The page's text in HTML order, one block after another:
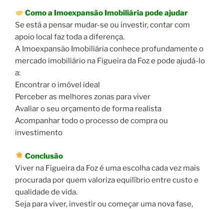
Como a Imoexpansão Imobiliária pode ajudar
Se está a pensar mudar-se ou investir, contar com
apoio local faz toda a diferença.
A Imoexpansão Imobiliária conhece profundamente o
mercado imobiliário na Figueira da Foz e pode ajudá-lo
a:
Encontrar o imóvel ideal
Perceber as melhores zonas para viver
Avaliar o seu orçamento de forma realista
Acompanhar todo o processo de compra ou
investimento
Conclusão
Viver na Figueira da Foz é uma escolha cada vez mais
procurada por quem valoriza equilíbrio entre custo e
qualidade de vida.
Seja para viver, investir ou começar uma nova fase,